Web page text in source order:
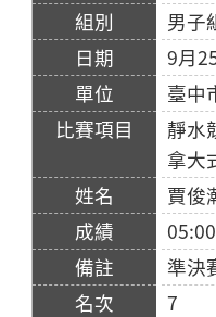
男子
9月
臺中
靜水
拿大
賈俊
準決
7